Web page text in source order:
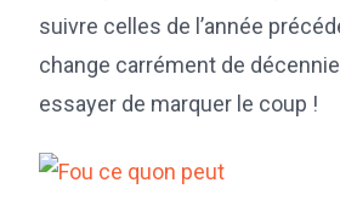
suivre celles de l’année
change carrément de
essayer de marquer le coup !